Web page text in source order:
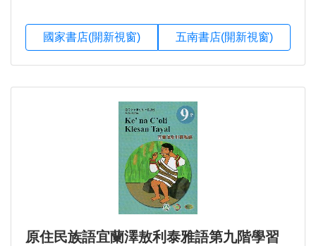
國家書店(開新視窗) 五南書店(開新視窗)
原住民族語宜蘭澤敖利泰雅語第九階學習